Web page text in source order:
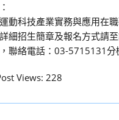
動科技產業實務與應用在
細招生簡章及報名方式請
聯絡電話：03-5715131分
Views: 228